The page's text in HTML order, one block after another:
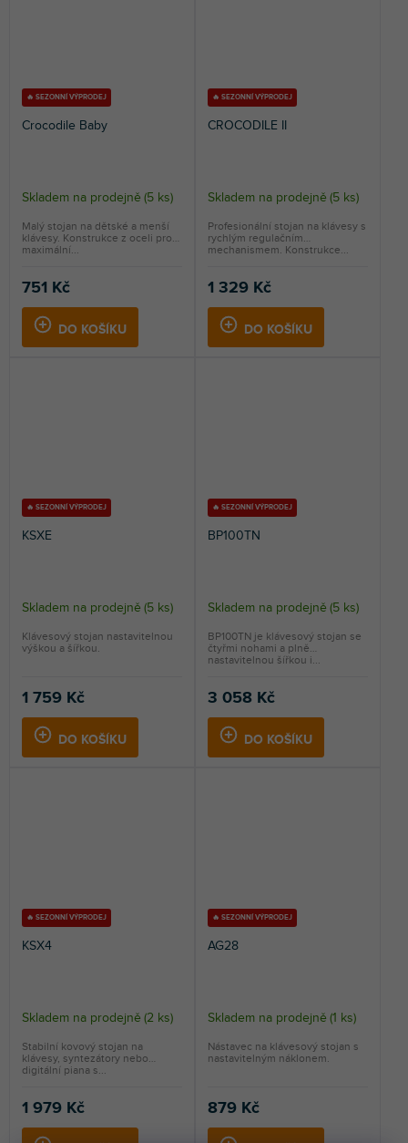
🔥 SEZONNÍ VÝPRODEJ
Crocodile Baby
Skladem na prodejně (5 ks)
751 Kč
DO KOŠÍKU
Malý stojan na dětské a menší
klávesy. Konstrukce z oceli pro
maximální...
🔥 SEZONNÍ VÝPRODEJ
CROCODILE II
Skladem na prodejně (5 ks)
1 329 Kč
DO KOŠÍKU
Profesionální stojan na klávesy s
rychlým regulačním
mechanismem. Konstrukce...
🔥 SEZONNÍ VÝPRODEJ
KSXE
Skladem na prodejně (5 ks)
1 759 Kč
DO KOŠÍKU
Klávesový stojan nastavitelnou
výškou a šířkou.
🔥 SEZONNÍ VÝPRODEJ
BP100TN
Skladem na prodejně (5 ks)
3 058 Kč
DO KOŠÍKU
BP100TN je klávesový stojan se
čtyřmi nohami a plně
nastavitelnou šířkou i...
🔥 SEZONNÍ VÝPRODEJ
KSX4
Skladem na prodejně (2 ks)
1 979 Kč
Stabilní kovový stojan na
klávesy, syntezátory nebo
digitální piana s...
🔥 SEZONNÍ VÝPRODEJ
AG28
Skladem na prodejně (1 ks)
879 Kč
Nástavec na klávesový stojan s
nastavitelným náklonem.